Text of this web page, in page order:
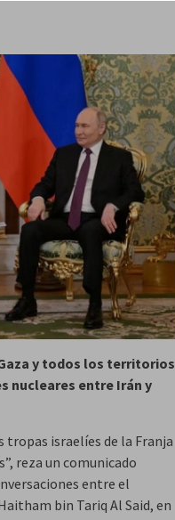
y todos los territorios
nucleares entre Irán y
tropas israelíes de la Franja
reza un comunicado
entre el
bin Tariq Al Said, en